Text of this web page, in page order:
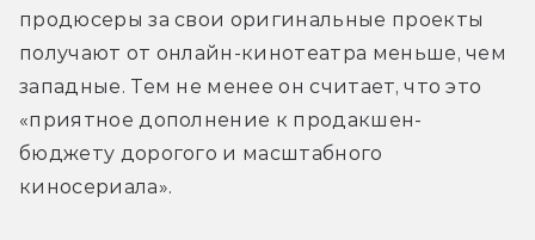
продюсеры за свои оригинальные проекты
получают от онлайн-кинотеатра меньше, чем
западные. Тем не менее он считает, что это
«приятное дополнение к продакшен-
бюджету дорогого и масштабного
киносериала».